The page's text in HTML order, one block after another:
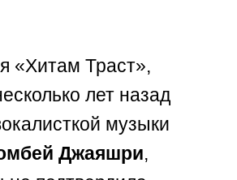
«Хитам Траст»,
лет назад
музыки
Джаяшри,